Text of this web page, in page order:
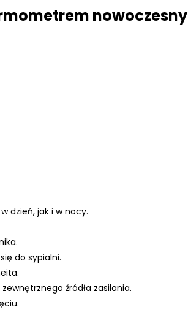
nowoczesny
dzień, jak i w nocy.
do sypialni.
źródła zasilania.